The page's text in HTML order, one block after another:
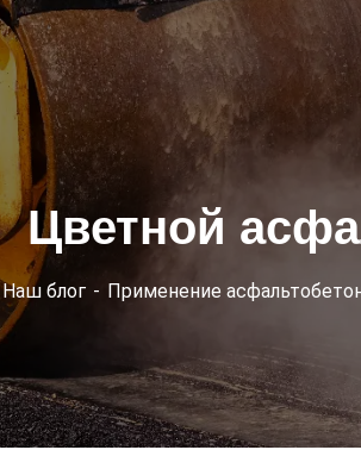
Цветной
Наш блог Применение